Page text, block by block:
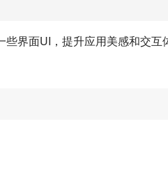
些界面UI，提升应用美感和交互